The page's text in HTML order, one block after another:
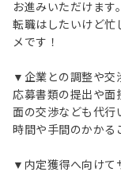
お進みいただけます。
転職はしたいけど
メです！
▼企業との調整や交
応募書類の提出や面
面の交渉なども代行
時間や手間のかかる
▼内定獲得へ向けて